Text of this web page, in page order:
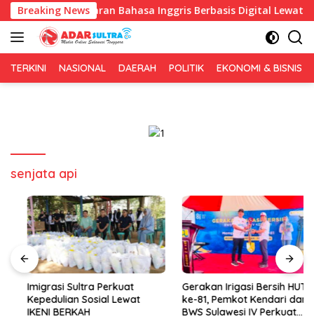
Langsung
ke
konten
Breaking News
Pembelajaran Bahasa Inggris Berbasis Digital Lewat KKN
TERKINI NASIONAL DAERAH POLITIK EKONOMI & BISNIS
senjata api
Imigrasi Sultra Perkuat
Kepedulian Sosial Lewat
IKENI BERKAH
Gerakan Irigasi Bersih HUT RI
ke-81, Pemkot Kendari dan
BWS Sulawesi IV Perkuat